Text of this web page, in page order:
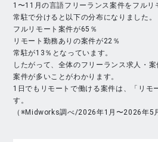
1〜11月の言語フリーランス案件をフルリ
常駐で分けると以下の分布になりました。
フルリモート案件が65％
リモート勤務ありの案件が22％
常駐が13％となっています。
したがって、全体のフリーランス求人・
案件が多いことがわかります。
1日でもリモートで働ける案件は、「リモ
す。
（※Midworks調べ/2026年1月〜2026年5